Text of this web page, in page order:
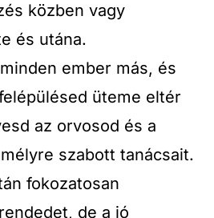
közben vagy
és utána.
ember más, és
üteme eltér
az orvosod és a
szabott tanácsait.
fokozatosan
de a jó